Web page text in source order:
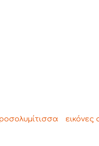
εικόνες